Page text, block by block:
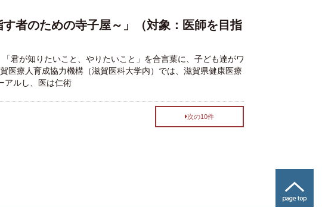
者のための寺子屋～」（対象：医師を目指
君が知りたいこと、やりたいこと」を合言葉に、子ども達がワ
医療人育成協力機構（滋賀医科大学内）では、滋賀県健康医療
アルし、医は仁術
次の10件